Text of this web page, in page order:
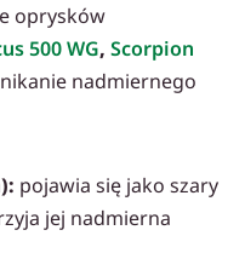
oprysków
500 WG, Scorpion
nadmiernego
pojawia się jako szary
jej nadmierna